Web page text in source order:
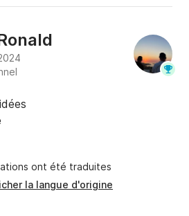
ont été traduites
la langue d'origine